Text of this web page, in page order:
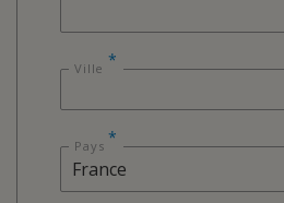
Ville *
Pays *